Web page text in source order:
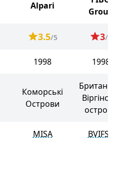
Alpari
Group
3.5/5 3/5
1998 1998
Коморські
Острови
острови
MISA BVIFSC